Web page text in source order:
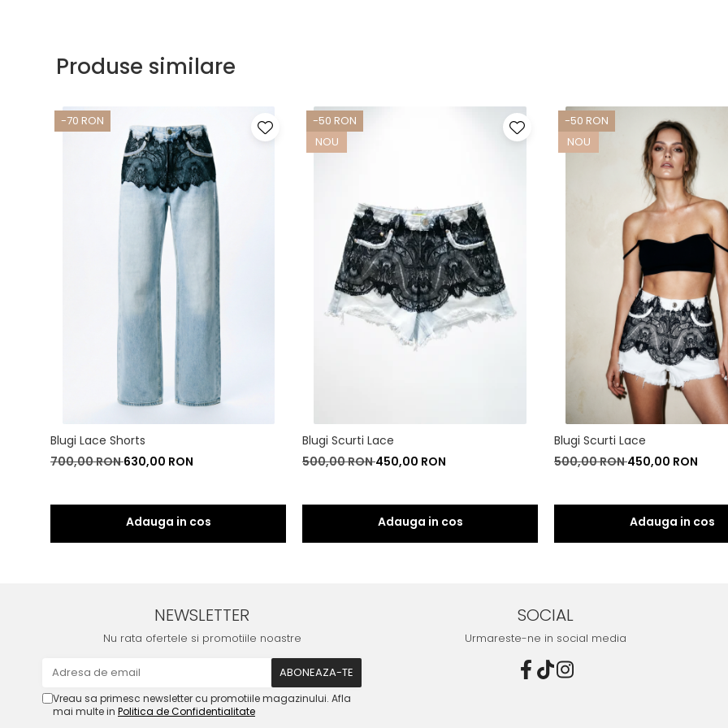
Produse similare
-70 RON
Blugi Lace Shorts
700,00 RON630,00 RON
-50 RON
NOU
Blugi Scurti Lace
500,00 RON450,00 RON
-50 RON
NOU
Blugi Scurti Lace
500,00 RON450,00 RON
NEWSLETTER
Nu rata ofertele si promotiile noastre
Vreau sa primesc newsletter cu promotiile magazinului. Afla
mai multe in Politica de Confidentialitate
SOCIAL
Urmareste-ne in social media